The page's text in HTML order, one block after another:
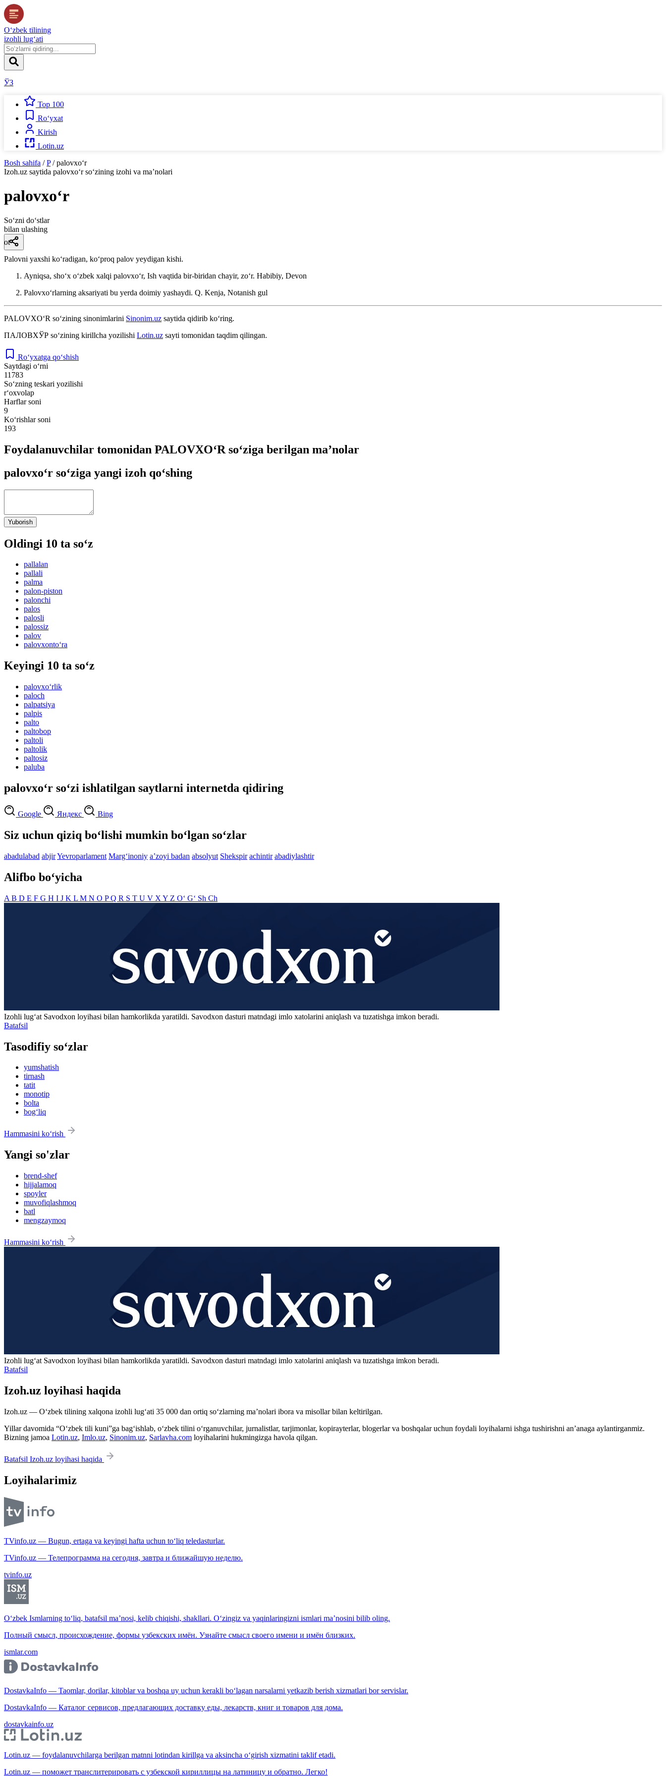
O‘zbek tilining
izohli lug‘ati
ЎЗ
Top 100
Ro‘yxat
Kirish
Lotin.uz
Bosh sahifa / P / palovxo‘r
Izoh.uz saytida palovxo‘rso‘zining izohi va ma’nolari
palovxo‘r
So‘zni do‘stlar
bilan ulashing
ot
Palovni yaxshi koʻradigan, koʻproq palov yeydigan kishi.
Ayniqsa, shoʻx oʻzbek xalqi palovxoʻr, Ish vaqtida bir-biridan chayir, zoʻr. Habibiy, Devon
Palovxoʻrlarning aksariyati bu yerda doimiy yashaydi. Q. Kenja, Notanish gul
PALOVXO‘R so‘zining sinonimlarini Sinonim.uz saytida qidirib ko‘ring.
ПАЛОВХЎР so‘zining kirillcha yozilishi Lotin.uz sayti tomonidan taqdim qilingan.
Ro‘yxatga qo‘shish
Saytdagi o‘rni
11783
So‘zning teskari yozilishi
r‘oxvolap
Harflar soni
9
Ko‘rishlar soni
193
Foydalanuvchilar tomonidan PALOVXO‘R so‘ziga berilgan ma’nolar
palovxo‘r so‘ziga yangi izoh qo‘shing
Yuborish
Oldingi 10 ta so‘z
pallalan
pallali
palma
palon-piston
palonchi
palos
palosli
palossiz
palov
palovxonto‘ra
Keyingi 10 ta so‘z
palovxo‘rlik
paloch
palpatsiya
palpis
palto
paltobop
paltoli
paltolik
paltosiz
paluba
palovxo‘r so‘zi ishlatilgan saytlarni internetda qidiring
Google Яндекс Bing
Siz uchun qiziq bo‘lishi mumkin bo‘lgan so‘zlar
abadulabad abjirYevroparlament Marg‘inoniy aʼzoyi badan absolyut Shekspir achintir abadiylashtir
Alifbo bo‘yicha
A B D E F G H I J K L M N O PQ R S T U V X Y Z O‘ G‘ Sh Ch
Izohli lugʻat Savodxon loyihasi bilan hamkorlikda yaratildi. Savodxon dasturi matndagi imlo xatolarini aniqlash va tuzatishga imkon beradi.
Batafsil
Tasodifiy so‘zlar
yumshatish
tirnash
tatit
monotip
bolta
bog‘liq
Hammasini ko‘rish
Yangi so'zlar
brend-shef
hijjalamoq
spoyler
muvofiqlashmoq
batl
mengzaymoq
Hammasini ko‘rish
Izohli lugʻat Savodxon loyihasi bilan hamkorlikda yaratildi. Savodxon dasturi matndagi imlo xatolarini aniqlash va tuzatishga imkon beradi.
Batafsil
Izoh.uz loyihasi haqida
Izoh.uz — O‘zbek tilining xalqona izohli lug‘ati 35 000 dan ortiq so‘zlarning ma’nolari ibora va misollar bilan keltirilgan.
Yillar davomida “O‘zbek tili kuni”ga bag‘ishlab, o‘zbek tilini o‘rganuvchilar, jurnalistlar, tarjimonlar, kopirayterlar, blogerlar va boshqalar uchun foydali loyihalarni ishga tushirishni an’anaga aylantirganmiz.
Bizning jamoa Lotin.uz, Imlo.uz, Sinonim.uz, Sarlavha.com loyihalarini hukmingizga havola qilgan.
Batafsil Izoh.uz loyihasi haqida
Loyihalarimiz
TVinfo.uz — Bugun, ertaga va keyingi hafta uchun to‘liq teledasturlar.
TVinfo.uz — Телепрограмма на сегодня, завтра и ближайшую неделю.
tvinfo.uz
O‘zbek Ismlarning to‘liq, batafsil ma’nosi, kelib chiqishi, shakllari. O‘zingiz va yaqinlaringizni ismlari ma’nosini bilib oling.
Полный смысл, происхождение, формы узбекских имён. Узнайте смысл своего имени и имён близких.
ismlar.com
DostavkaInfo — Taomlar, dorilar, kitoblar va boshqa uy uchun kerakli bo‘lagan narsalarni yetkazib berish xizmatlari bor servislar.
DostavkaInfo — Каталог сервисов, предлагающих доставку еды, лекарств, книг и товаров для дома.
dostavkainfo.uz
Lotin.uz — foydalanuvchilarga berilgan matnni lotindan kirillga va aksincha o‘girish xizmatini taklif etadi.
Lotin.uz — поможет транслитерировать с узбекской кириллицы на латиницу и обратно. Легко!